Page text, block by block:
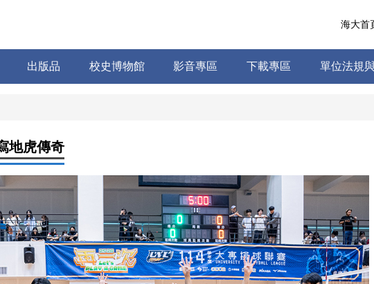
出版品 校史博物館 影音專區 下載專區 單位法規
海大首
地虎傳奇